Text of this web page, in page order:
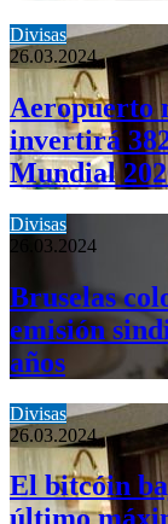
Divisas
26.03.2024
Aeropuerto
invertirá
Mundial
Divisas
26.03.2024
Bruselas
emisión
años
Divisas
26.03.2024
El bitcóin